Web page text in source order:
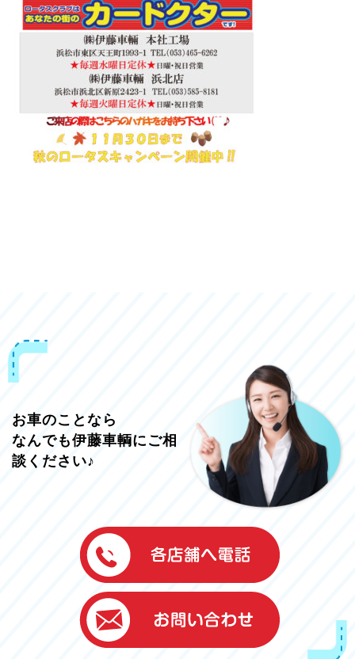
お車のことなら
なんでも伊藤車輌にご相
談ください♪
伊藤車輌（本社）
050-5851-0337
グッドワン浜松
050-5851-0338
浜北店
050-5851-0339